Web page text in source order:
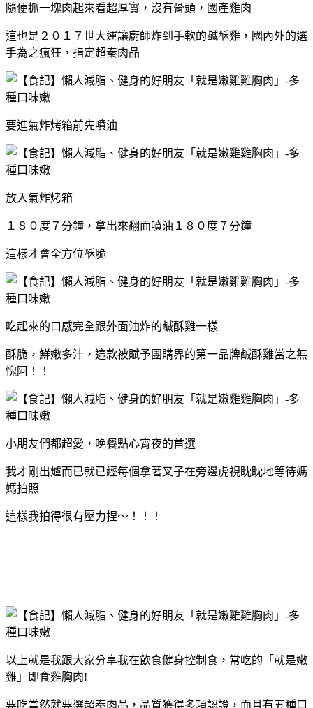
隨便抓一塊肉起來看超厚實，沒有骨頭，國產雞肉
這也是２０１７世大運讓廚師炸到手軟的鹹酥雞，國內外的選
手為之瘋狂，指定超秦肉品
要進氣炸烤箱前先噴油
放入氣炸烤箱
１８０度７分鐘，拿出來翻面噴油１８０度７分鐘
這樣才會全方位酥脆
吃起來的口感完全跟外面油炸的鹹酥雞一樣
酥脆，鮮嫩多汁，這款被賦予團購界的第一品牌鹹酥雞當之無
愧阿！！
小朋友們都超愛，晚餐點心宵夜的首選
我才剛出爐而已就已經每個拿著叉子在旁邊虎視眈眈地等待媽
媽拍照
這樣我拍得很有壓力捏～！！！
以上就是我跟大家分享我在飲食健身控制食，常吃的「就是嫩
雞」即食雞胸肉!
要吃當然就要選超秦肉品，品質獲得多項認證，而且有五種口